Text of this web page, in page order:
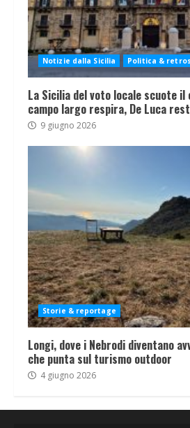
Notizie dalla Sicilia Politica &
La Sicilia del voto locale scuote
campo largo respira, De Luca
9 giugno 2026
Storie & reportage
Longi, dove i Nebrodi diventano
che punta sul turismo outdoor
4 giugno 2026